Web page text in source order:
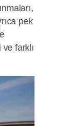
pek
farklı